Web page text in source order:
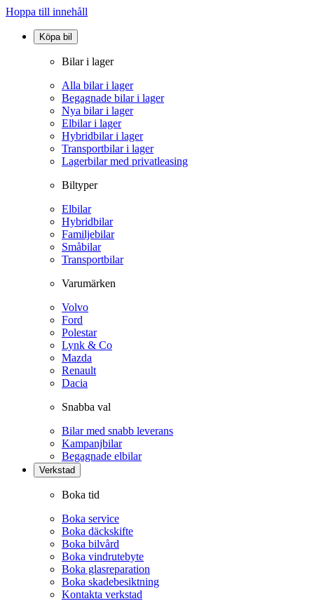
Hoppa till innehåll
Köpa bil
Bilar i lager
Alla bilar i lager
Begagnade bilar i lager
Nya bilar i lager
Elbilar i lager
Hybridbilar i lager
Transportbilar i lager
Lagerbilar med privatleasing
Biltyper
Elbilar
Hybridbilar
Familjebilar
Småbilar
Transportbilar
Varumärken
Volvo
Ford
Polestar
Lynk & Co
Mazda
Renault
Dacia
Snabba val
Bilar med snabb leverans
Kampanjbilar
Begagnade elbilar
Verkstad
Boka tid
Boka service
Boka däckskifte
Boka bilvård
Boka vindrutebyte
Boka glasreparation
Boka skadebesiktning
Kontakta verkstad